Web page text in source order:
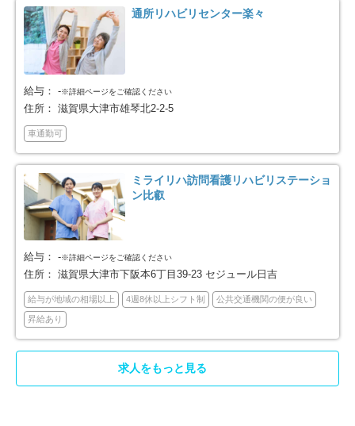
通所リハビリセンター楽々
給与： -※詳細ページをご確認ください
住所： 滋賀県大津市雄琴北2-2-5
車通勤可
ミライリハ訪問看護リハビリステーショ
ン比叡
給与： -※詳細ページをご確認ください
住所： 滋賀県大津市下阪本6丁目39-23 セジュール日吉
給与が地域の相場以上 4週8休以上シフト制 公共交通機関の便が良い
昇給あり
求人をもっと見る